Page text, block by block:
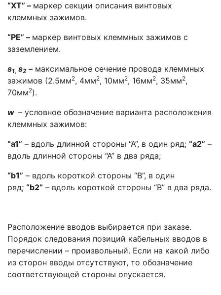
“ХТ” – маркер секции описания винтовых
клеммных зажимов.
“PE” – маркер винтовых клеммных зажимов с
заземлением.
s1, s2 – максимальное сечение провода клеммных
зажимов (2.5мм2, 4мм2, 10мм2, 16мм2, 35мм2,
70мм2).
w – условное обозначение варианта расположения
клеммных зажимов:
“a1” – вдоль длинной стороны “А”, в один ряд; “a2” –
вдоль длинной стороны “А” в два ряда;
“b1” – вдоль короткой стороны “В”, в один
ряд; “b2” – вдоль короткой стороны “В” в два ряда.
Расположение вводов выбирается при заказе.
Порядок следования позиций кабельных вводов в
перечислении – произвольный. Если на какой либо
из сторон вводы отсутствуют, то обозначение
соответствующей стороны опускается.